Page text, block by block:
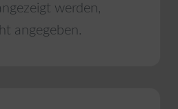
werden,
angegeben.